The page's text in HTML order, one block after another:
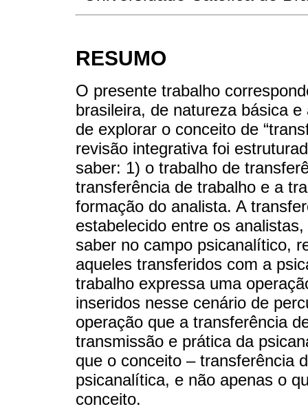
RESUMO
O presente trabalho
brasileira, de natureza básica
de explorar o conceito de
revisão integrativa foi
saber: 1) o trabalho de
transferência de trabalho e a
formação do analista. A
estabelecido entre os
saber no campo psicanalítico,
aqueles transferidos com a
trabalho expressa uma
inseridos nesse cenário de
operação que a transferência
transmissão e prática da
que o conceito – transferência
psicanalítica, e não apenas o
conceito.